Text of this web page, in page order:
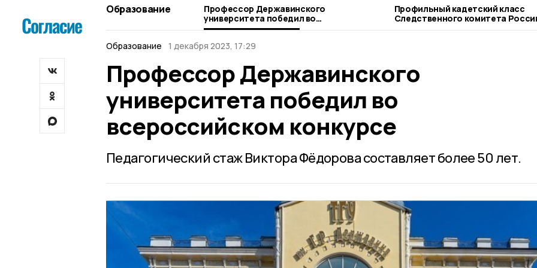
Образование
Профессор Державинского
университета победил во
всероссийском конкурсе
Профильный кадетский класс
Следственного комитета
открывается в Моршанске
Образование
1 декабря 2023, 17:29
Профессор Державинского
университета победил во
всероссийском конкурсе
Педагогический стаж Виктора Фёдорова составляет более 50 лет.